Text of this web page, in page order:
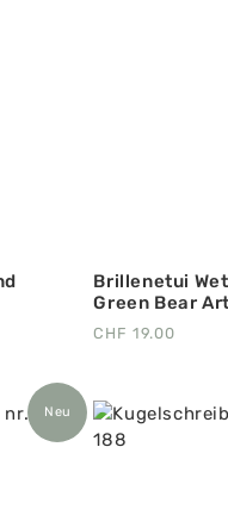
Brillenetui
Green Bear
CHF 19.00
Neu